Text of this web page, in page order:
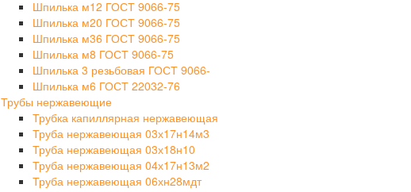
Шпилька м12 ГОСТ 9066-75
Шпилька м20 ГОСТ 9066-75
Шпилька м36 ГОСТ 9066-75
Шпилька м8 ГОСТ 9066-75
Шпилька 3 резьбовая ГОСТ 9066-
Шпилька м6 ГОСТ 22032-76
Трубы нержавеющие
Трубка капиллярная нержавеющая
Труба нержавеющая 03х17н14м3
Труба нержавеющая 03х18н10
Труба нержавеющая 04х17н13м2
Труба нержавеющая 06хн28мдт